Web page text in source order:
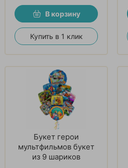
В корзину
Купить в 1 клик
Букет герои
мультфильмов букет
из 9 шариков